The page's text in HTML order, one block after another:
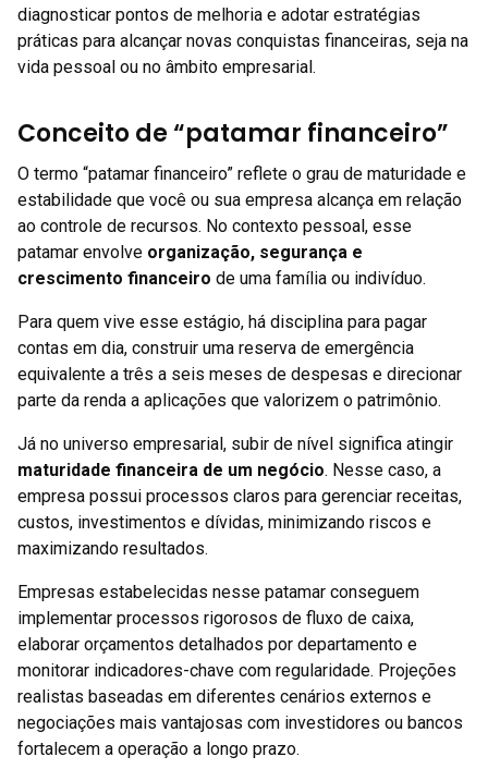
diagnosticar pontos de melhoria e adotar estratégias
práticas para alcançar novas conquistas financeiras, seja na
vida pessoal ou no âmbito empresarial.
Conceito de “patamar financeiro”
O termo “patamar financeiro” reflete o grau de maturidade e
estabilidade que você ou sua empresa alcança em relação
ao controle de recursos. No contexto pessoal, esse
patamar envolve organização, segurança e
crescimento financeiro de uma família ou indivíduo.
Para quem vive esse estágio, há disciplina para pagar
contas em dia, construir uma reserva de emergência
equivalente a três a seis meses de despesas e direcionar
parte da renda a aplicações que valorizem o patrimônio.
Já no universo empresarial, subir de nível significa atingir
maturidade financeira de um negócio. Nesse caso, a
empresa possui processos claros para gerenciar receitas,
custos, investimentos e dívidas, minimizando riscos e
maximizando resultados.
Empresas estabelecidas nesse patamar conseguem
implementar processos rigorosos de fluxo de caixa,
elaborar orçamentos detalhados por departamento e
monitorar indicadores-chave com regularidade. Projeções
realistas baseadas em diferentes cenários externos e
negociações mais vantajosas com investidores ou bancos
fortalecem a operação a longo prazo.